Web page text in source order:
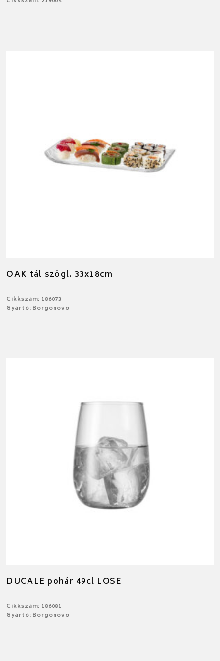
OAK tál szögl. 33x18cm
Cikkszám: 186073
Gyártó: Borgonovo
DUCALE pohár 49cl LOSE
Cikkszám: 186081
Gyártó: Borgonovo